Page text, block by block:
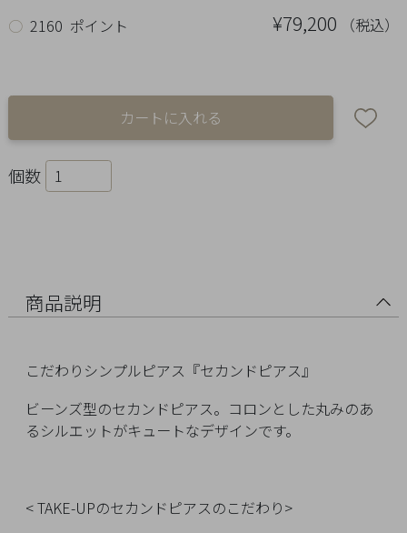
¥79,200 （税込）
○ 2160 ポイント
個数
商品説明
こだわりシンプルピアス『セカンドピアス』
ビーンズ型のセカンドピアス。コロンとした丸みのあ
るシルエットがキュートなデザインです。
< TAKE-UPのセカンドピアスのこだわり>
Bracelet
Other
マ
イ
ペ
ー